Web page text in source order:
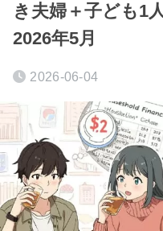
き夫婦＋子ども1
2026年5月
2026-06-04